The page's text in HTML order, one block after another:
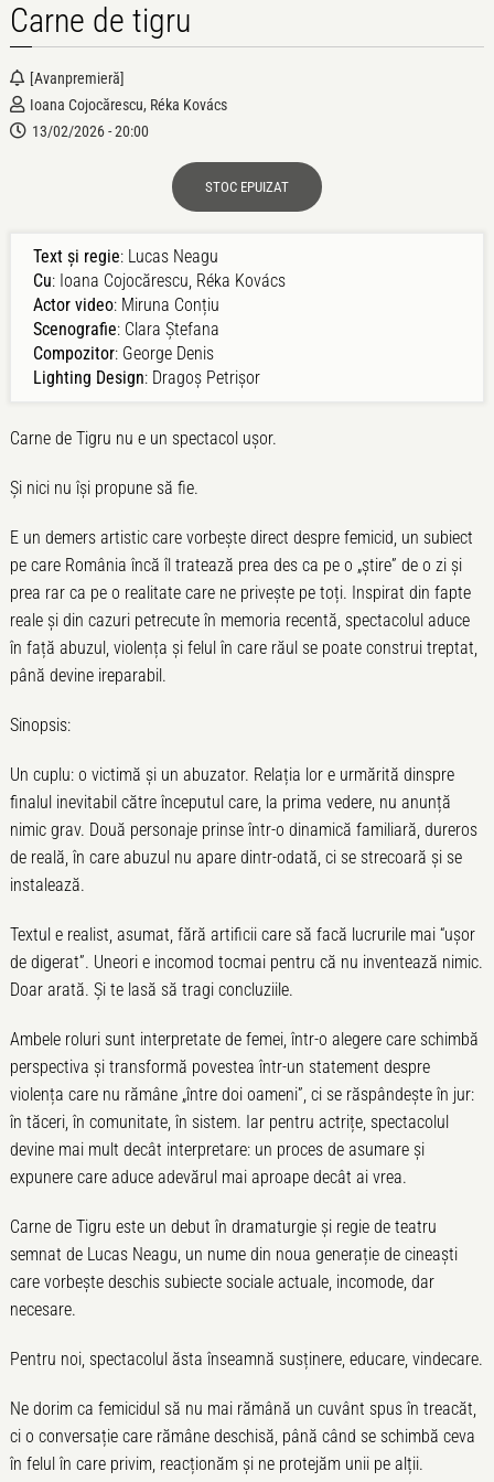
Carne de tigru
[avanpremieră]
Ioana Cojocărescu, Réka Kovács
13/02/2026 - 20:00
STOC EPUIZAT
Text și regie: Lucas Neagu
Cu: Ioana Cojocărescu, Réka Kovács
Actor video: Miruna Conțiu
Scenografie: Clara Ștefana
Compozitor: George Denis
Lighting Design: Dragoș Petrișor
Carne de Tigru nu e un spectacol ușor.
Și nici nu își propune să fie.
E un demers artistic care vorbește direct despre femicid, un subiect
pe care România încă îl tratează prea des ca pe o „știre” de o zi și
prea rar ca pe o realitate care ne privește pe toți. Inspirat din fapte
reale și din cazuri petrecute în memoria recentă, spectacolul aduce
în față abuzul, violența și felul în care răul se poate construi treptat,
până devine ireparabil.
Sinopsis:
Un cuplu: o victimă și un abuzator. Relația lor e urmărită dinspre
finalul inevitabil către începutul care, la prima vedere, nu anunță
nimic grav. Două personaje prinse într-o dinamică familiară, dureros
de reală, în care abuzul nu apare dintr-odată, ci se strecoară și se
instalează.
Textul e realist, asumat, fără artificii care să facă lucrurile mai “ușor
de digerat”. Uneori e incomod tocmai pentru că nu inventează nimic.
Doar arată. Și te lasă să tragi concluziile.
Ambele roluri sunt interpretate de femei, într-o alegere care schimbă
perspectiva și transformă povestea într-un statement despre
violența care nu rămâne „între doi oameni”, ci se răspândește în jur:
în tăceri, în comunitate, în sistem. Iar pentru actrițe, spectacolul
devine mai mult decât interpretare: un proces de asumare și
expunere care aduce adevărul mai aproape decât ai vrea.
Carne de Tigru este un debut în dramaturgie și regie de teatru
semnat de Lucas Neagu, un nume din noua generație de cineaști
care vorbește deschis subiecte sociale actuale, incomode, dar
necesare.
Pentru noi, spectacolul ăsta înseamnă susținere, educare, vindecare.
Ne dorim ca femicidul să nu mai rămână un cuvânt spus în treacăt,
ci o conversație care rămâne deschisă, până când se schimbă ceva
în felul în care privim, reacționăm și ne protejăm unii pe alții.